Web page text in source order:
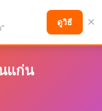
แก่น
"
ดูวิธี ×